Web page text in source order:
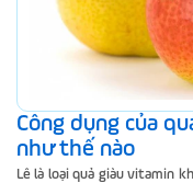
Công dụng của
như thế nào
Lê là loại quả giàu vitamin